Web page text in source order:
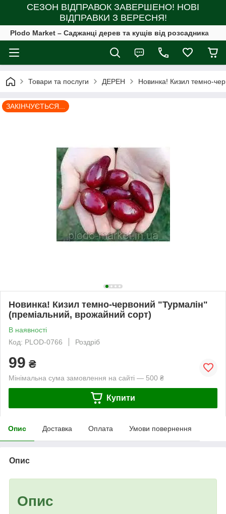
СЕЗОН ВІДПРАВОК ЗАВЕРШЕНО! НОВІ
ВІДПРАВКИ З ВЕРЕСНЯ!
Plodo Market – Саджанці дерев та кущів від розсадника
Товари та послуги ДЕРЕН Новинка! Кизил темно-
ЗАКІНЧУЄТЬСЯ...
Новинка! Кизил темно-червоний "Турмалін"
(преміальний, врожайний сорт)
В наявності
Код: PLOD-0766
Роздріб
99 ₴
Мінімальна сума замовлення на сайті — 500 ₴
Купити
Опис Доставка Оплата Умови повернення
Опис
Опис